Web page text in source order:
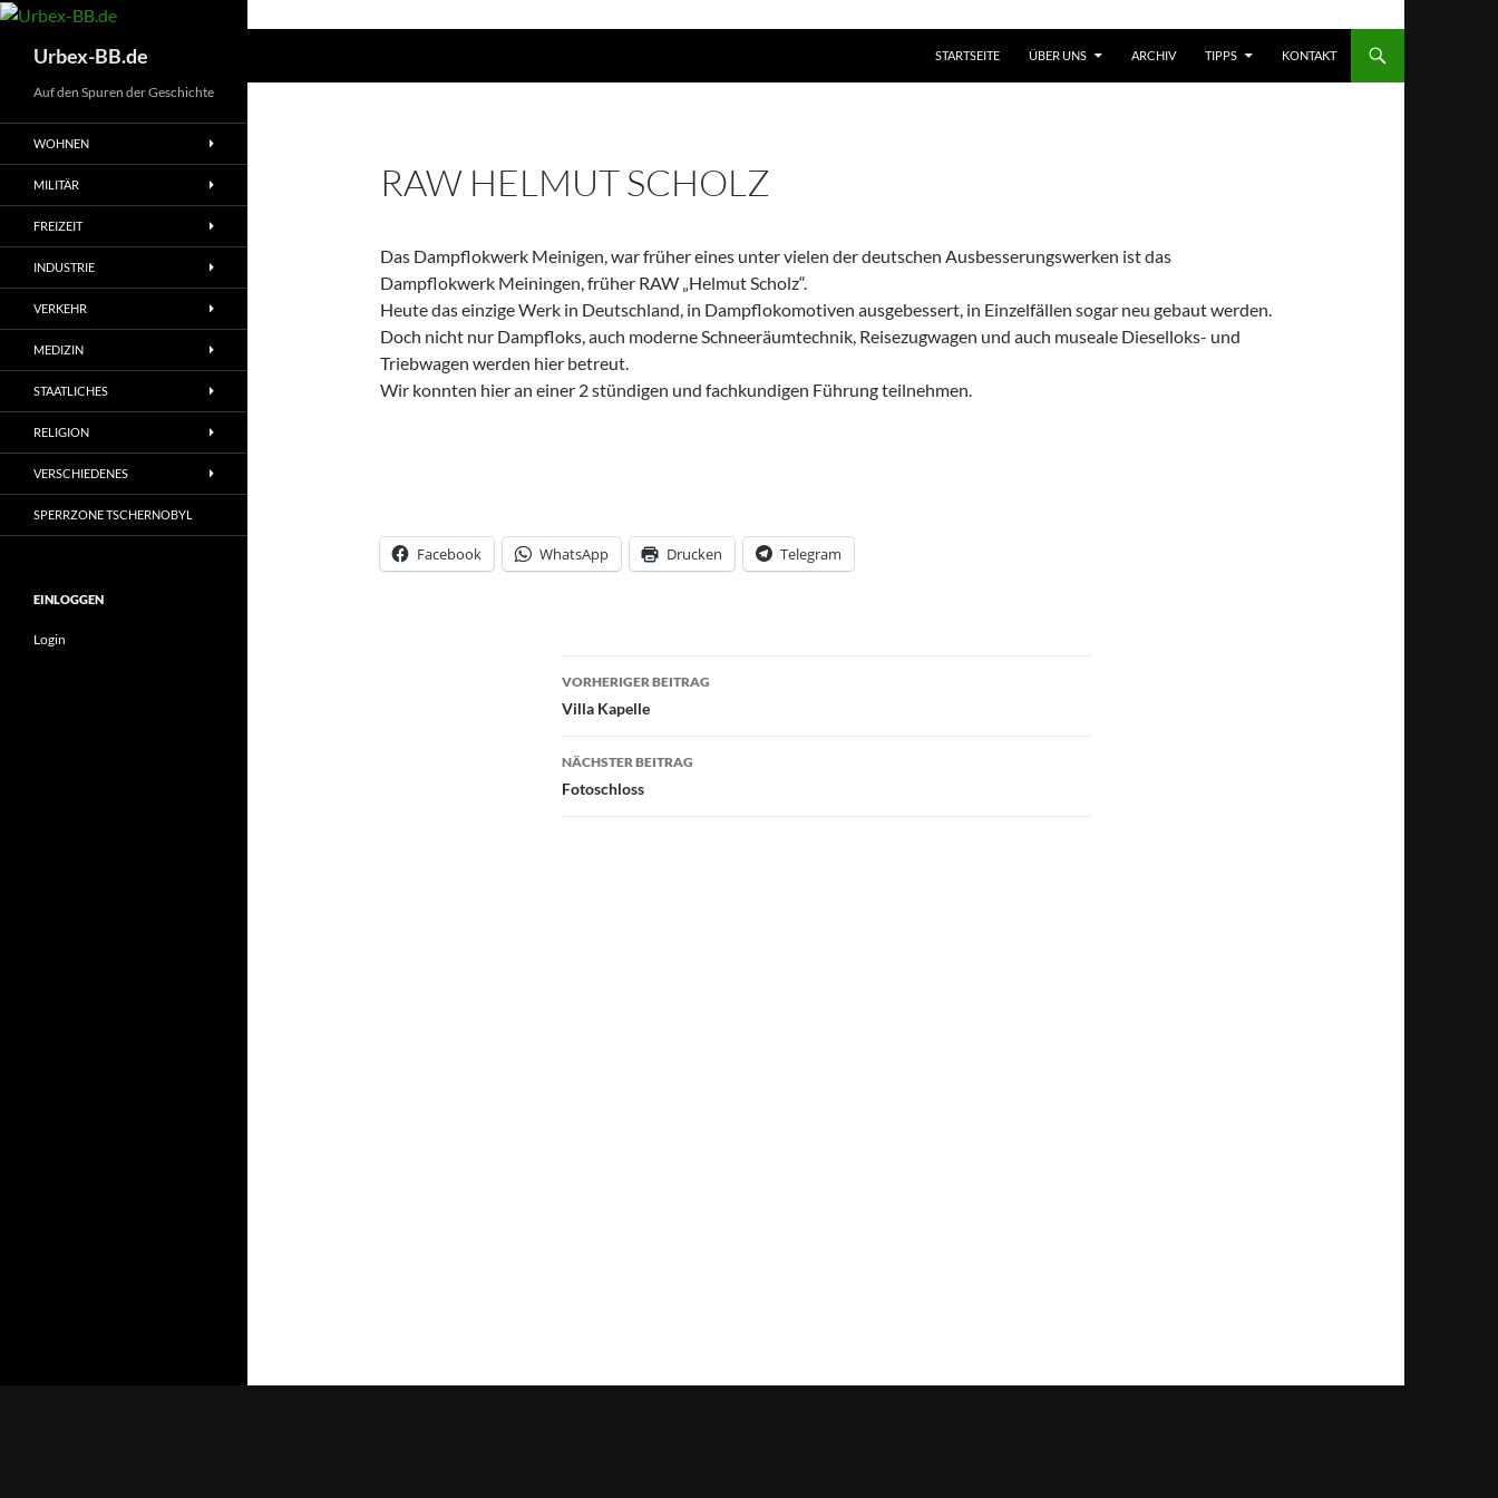
Urbex-BB.de
STARTSEITE
ÜBER UNS ARCHIV TIPPS KONTAKT
RAW HELMUT SCHOLZ
Das Dampflokwerk Meinigen, war früher eines unter vielen der deutschen Ausbesserungswerken ist das
Dampflokwerk Meiningen, früher RAW „Helmut Scholz“.
Heute das einzige Werk in Deutschland, in Dampflokomotiven ausgebessert, in Einzelfällen sogar neu gebaut werden.
Doch nicht nur Dampfloks, auch moderne Schneeräumtechnik, Reisezugwagen und auch museale Dieselloks- und
Triebwagen werden hier betreut.
Wir konnten hier an einer 2 stündigen und fachkundigen Führung teilnehmen.
Facebook WhatsApp Drucken Telegram
Beitrags-
Navigation
VORHERIGER BEITRAG
Villa Kapelle
NÄCHSTER BEITRAG
Fotoschloss
Auf den Spuren der Geschichte
WOHNEN
MILITÄR
FREIZEIT
INDUSTRIE
VERKEHR
MEDIZIN
STAATLICHES
RELIGION
VERSCHIEDENES
SPERRZONE TSCHERNOBYL
EINLOGGEN
Login